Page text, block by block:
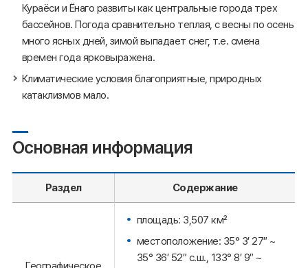
Кураёси и Ёнаго развиты как центральные города трех
бассейнов. Погода сравнительно теплая, с весны по осень
много ясных дней, зимой выпадает снег, т.е. смена
времен года ярковыражена.
Климатические условия благоприятные, природных
катаклизмов мало.
Основная информация
Раздел Содержание
площадь: 3,507 км²
местоположение: 35° 3′ 27″ ~
35° 36′ 52″ с.ш., 133° 8′ 9″ ~